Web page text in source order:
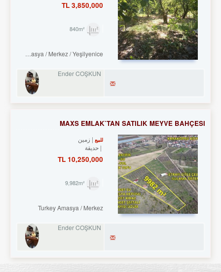
3,850,000 TL
Turkey Amasya / Merkez / Yeşilyenice
Ender COŞKUN
MAXS EMLAK`TAN SATILIK MEYVE BAHÇESI
للبيع
زمین
حديقة
10,250,000 TL
Turkey Amasya / Merkez
Ender COŞKUN